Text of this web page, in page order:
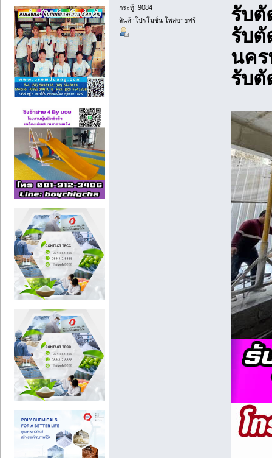
กระทู้: 9084
สินค้าโปรโมชั่น โพสขายฟรี
รับตั
รับ
นคร
รับ